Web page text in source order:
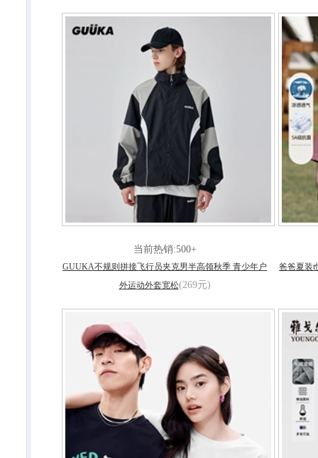
当前热销:500+
GUUKA不规则拼接飞行员夹克男半高领秋季 青少年户
外运动外套宽松(269元)
爸爸夏装t